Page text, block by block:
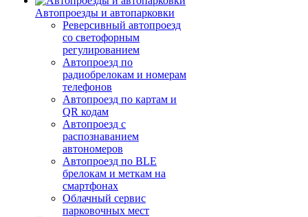
Автопроезды и автопарковки
Реверсивный автопроезд
со светофорным
регулированием
Автопроезд по
радиобрелокам и номерам
телефонов
Автопроезд по картам и
QR кодам
Автопроезд с
распознаванием
автономеров
Автопроезд по BLE
брелокам и меткам на
смартфонах
Облачный сервис
парковочных мест